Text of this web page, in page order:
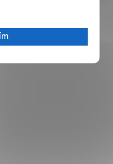
5 hvězdiček.
5 hvězdiček.